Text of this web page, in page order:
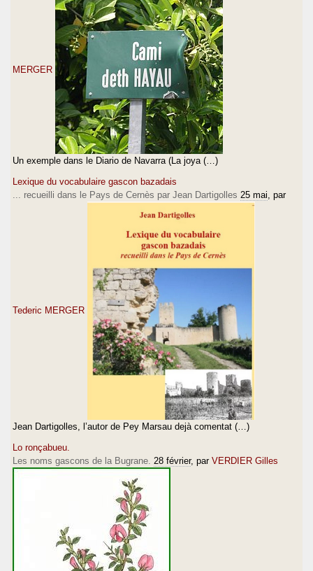
MERGER
Un exemple dans le Diario de Navarra (La joya (…)
Lexique du vocabulaire gascon bazadais
... recueilli dans le Pays de Cernès par Jean Dartigolles 25 mai , par
Tederic MERGER
Jean Dartigolles, l’autor de Pey Marsau dejà comentat (…)
Lo ronçabueu.
Les noms gascons de la Bugrane. 28 février, par VERDIER Gilles